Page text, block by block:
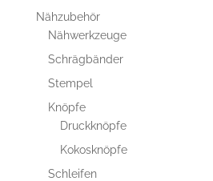
Nähzubehör
Nähwerkzeuge
Schrägbänder
Stempel
Knöpfe
Druckknöpfe
Kokosknöpfe
Schleifen